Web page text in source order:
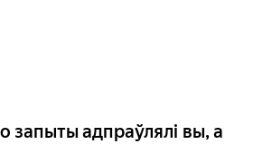
запыты адпраўлялі вы, а